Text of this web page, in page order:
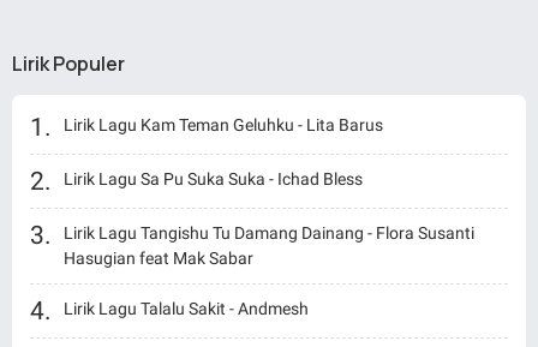
Lirik Populer
Lirik Lagu Kam Teman Geluhku - Lita Barus
Lirik Lagu Sa Pu Suka Suka - Ichad Bless
Lirik Lagu Tangishu Tu Damang Dainang - Flora Susanti
Hasugian feat Mak Sabar
Lirik Lagu Talalu Sakit - Andmesh